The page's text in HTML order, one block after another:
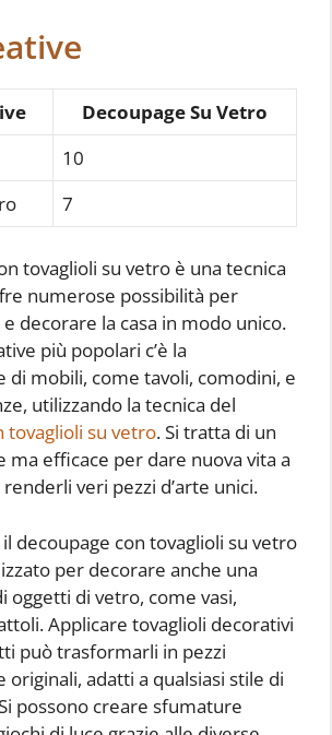
Decoupage Su Vetro
10
7
tovaglioli su vetro è una tecnica
numerose possibilità per
decorare la casa in modo unico.
più popolari c’è la
di mobili, come tavoli, comodini, e
utilizzando la tecnica del
tovaglioli su vetro. Si tratta di un
ma efficace per dare nuova vita a
veri pezzi d’arte unici.
decoupage con tovaglioli su vetro
per decorare anche una
oggetti di vetro, come vasi,
Applicare tovaglioli decorativi
può trasformarli in pezzi
originali, adatti a qualsiasi stile di
possono creare sfumature